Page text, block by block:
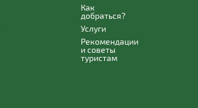
Как
добраться?
Услуги
Рекомендации
и советы
туристам